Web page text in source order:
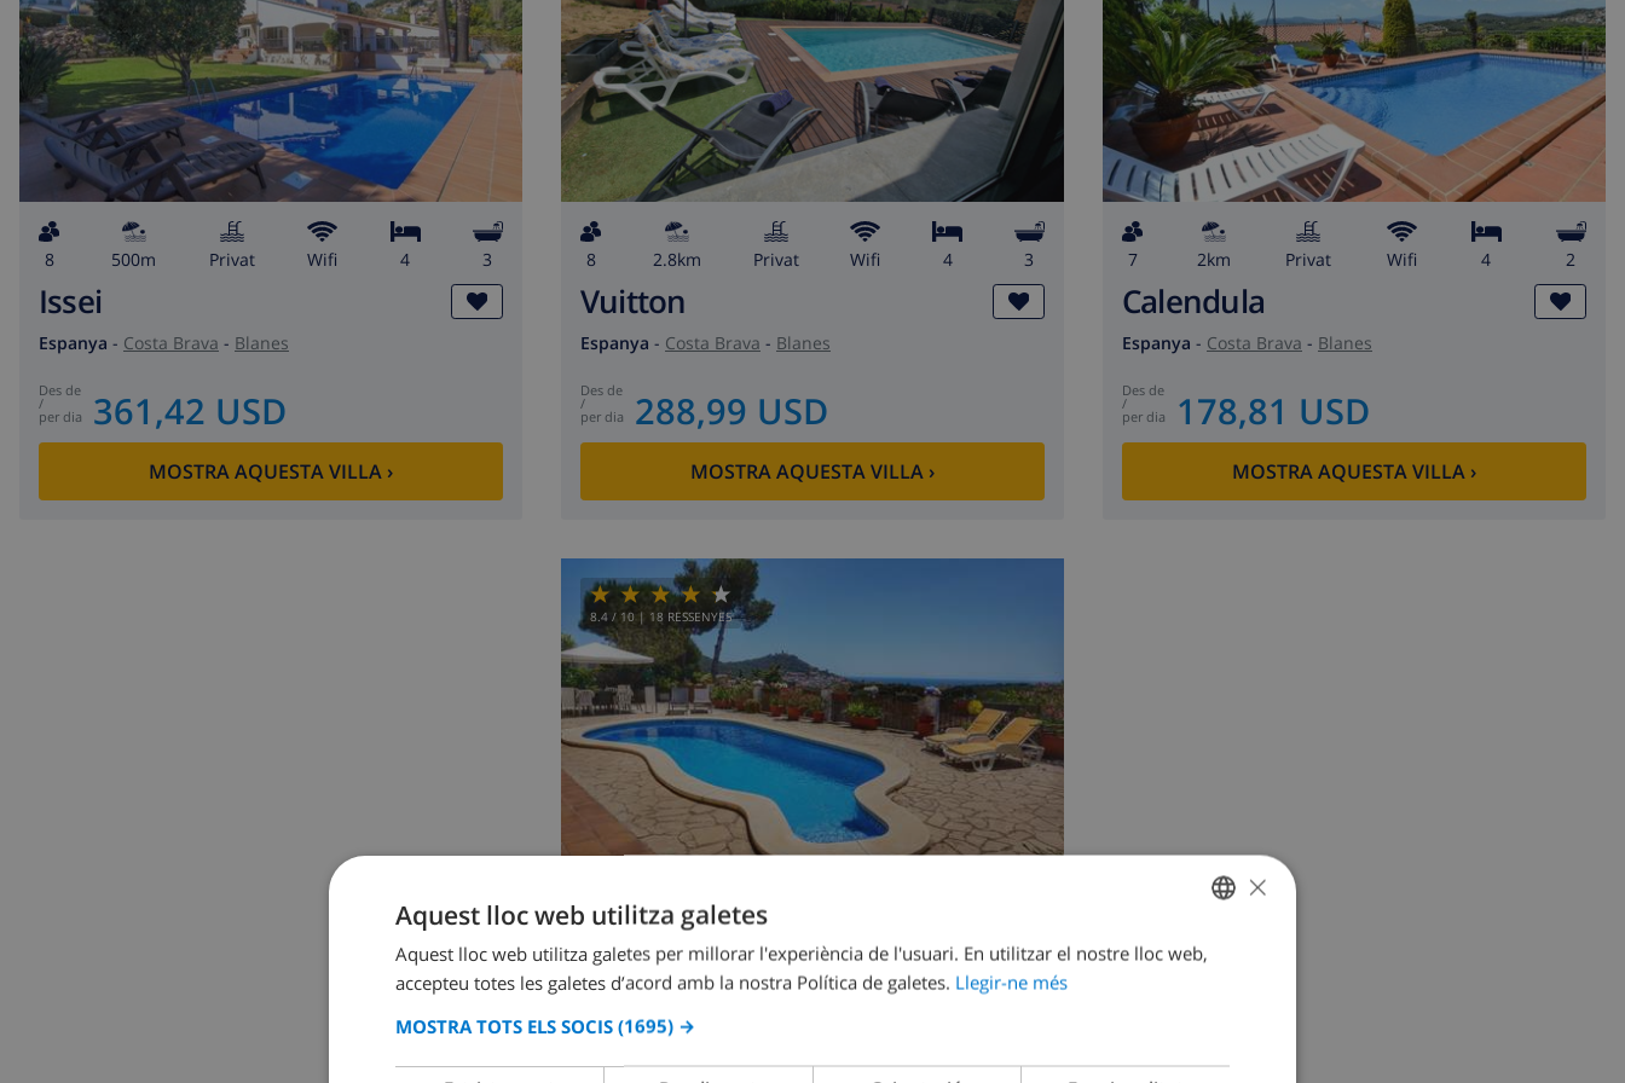
8 500m Privat wifi 4 3
Issei
Espanya - Costa Brava - Blanes
des de
/
per dia 361,42 USD
MOSTRA AQUESTA VILLA ›
8 2.8km Privat wifi 4 3
Vuitton
Espanya - Costa Brava - Blanes
des de
/
per dia 288,99 USD
MOSTRA AQUESTA VILLA ›
7 2km Privat wifi 4 2
Calendula
Espanya - Costa Brava - Blanes
des de
/
per dia 178,81 USD
MOSTRA AQUESTA VILLA ›
8.4 / 10 | 18 RESSENYES
8 2.5km Privat wifi 4 3
Maruchi
Espanya - Costa Brava
CATALAN
SPANISH
×
Aquest lloc web utilitza galetes
Aquest lloc web utilitza galetes per millorar l'experiència de l'usuari. En utilitzar el nostre lloc web,
accepteu totes les galetes d’acord amb la nostra Política de galetes. Llegir-ne més
MOSTRA TOTS ELS SOCIS (1695) →